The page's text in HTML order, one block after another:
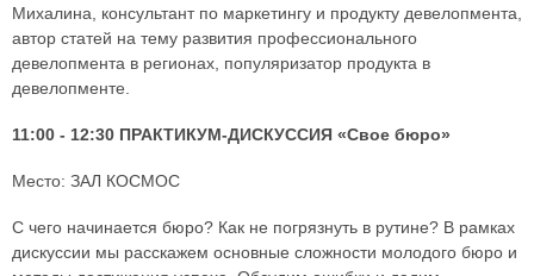
Михалина, консультант по маркетингу и продукту девелопмента,
автор статей на тему развития профессионального
девелопмента в регионах, популяризатор продукта в
девелопменте.
11:00 - 12:30 ПРАКТИКУМ-ДИСКУССИЯ «Свое бюро»
Место: ЗАЛ КОСМОС
С чего начинается бюро? Как не погрязнуть в рутине? В рамках
дискуссии мы расскажем основные сложности молодого бюро и